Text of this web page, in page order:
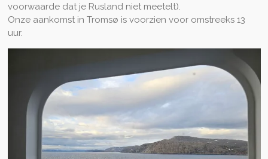
voorwaarde dat je Rusland niet meetelt).
Onze aankomst in Tromsø is voorzien voor omstreeks 13
uur.